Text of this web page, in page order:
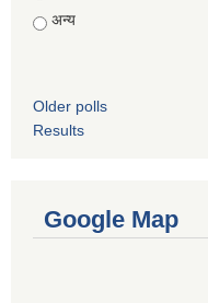
अन्य
Older polls
Results
Google Map